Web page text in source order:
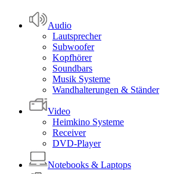
Audio
Lautsprecher
Subwoofer
Kopfhörer
Soundbars
Musik Systeme
Wandhalterungen & Ständer
Video
Heimkino Systeme
Receiver
DVD-Player
Notebooks & Laptops